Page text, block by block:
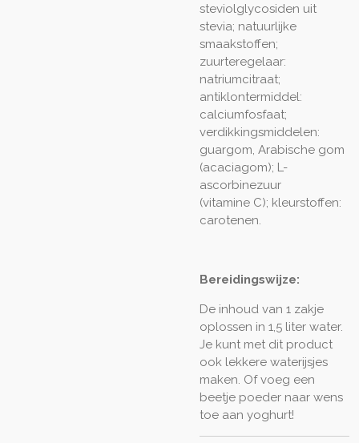
steviolglycosiden uit
stevia; natuurlijke
smaakstoffen;
zuurteregelaar:
natriumcitraat;
antiklontermiddel:
calciumfosfaat;
verdikkingsmiddelen:
guargom, Arabische gom
(acaciagom); L-
ascorbinezuur
(vitamine C); kleurstoffen:
carotenen.
Bereidingswijze:
De inhoud van 1 zakje
oplossen in 1,5 liter water.
Je kunt met dit product
ook lekkere waterijsjes
maken. Of voeg een
beetje poeder naar wens
toe aan yoghurt!